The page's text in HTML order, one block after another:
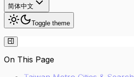
简体中文
Toggle theme
On This Page